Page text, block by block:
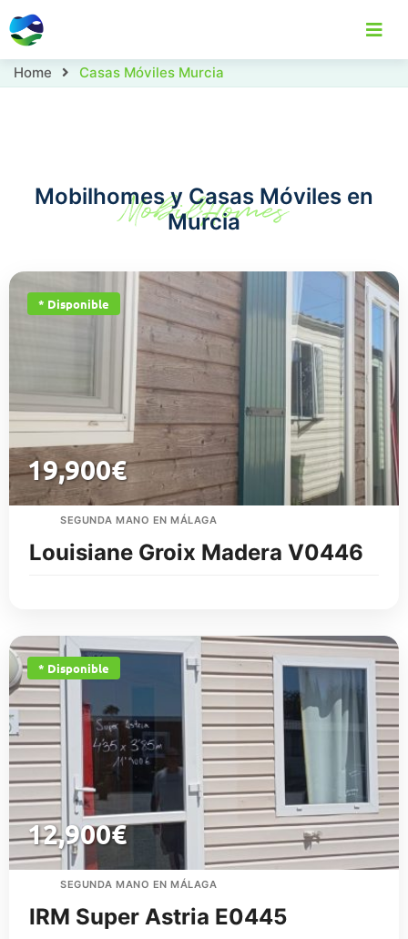
Home Casas Móviles Murcia
MobilHomes
Mobilhomes y Casas Móviles en
Murcia
* Disponible
19,900€
SEGUNDA MANO EN MÁLAGA
Louisiane Groix Madera V0446
* Disponible
12,900€
SEGUNDA MANO EN MÁLAGA
IRM Super Astria E0445